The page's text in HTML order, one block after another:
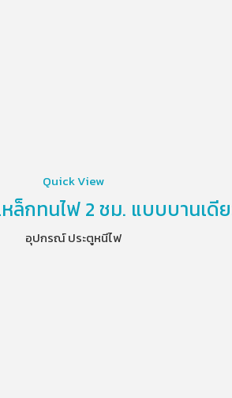
Quick View
หล็กทนไฟ 2 ชม. แบบบานเดี
อุปกรณ์ ประตูหนีไฟ